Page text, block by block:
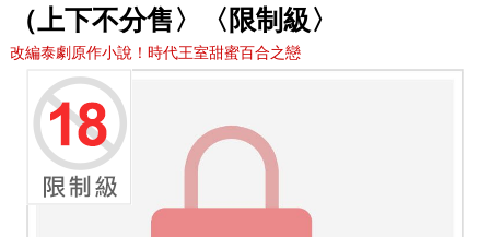
（上下不分售〉〈限制級〉
改編泰劇原作小說！時代王室甜蜜百合之戀